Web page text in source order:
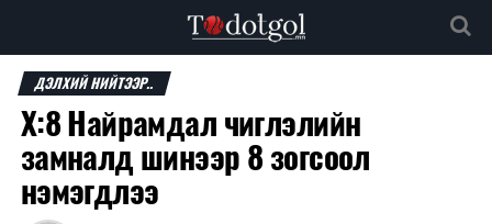
ДЭЛХИЙ НИЙТЭЭР..
Х:8 Найрамдал чиглэлийн
замналд шинээр 8 зогсоол
нэмэгдлээ